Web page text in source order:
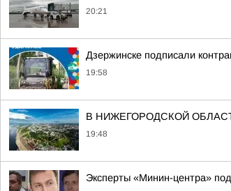
20:21
Дзержинске подписали
19:58
В НИЖЕГОРОДСКОЙ
19:48
Эксперты «Минин-центра»